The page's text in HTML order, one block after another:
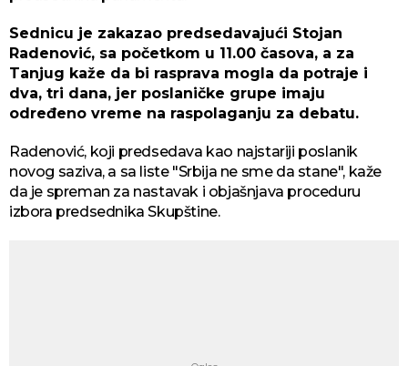
Sednicu je zakazao predsedavajući Stojan
Radenović, sa početkom u 11.00 časova, a za
Tanjug kaže da bi rasprava mogla da potraje i
dva, tri dana, jer poslaničke grupe imaju
određeno vreme na raspolaganju za debatu.
Radenović, koji predsedava kao najstariji poslanik
novog saziva, a sa liste "Srbija ne sme da stane", kaže
da je spreman za nastavak i objašnjava proceduru
izbora predsednika Skupštine.